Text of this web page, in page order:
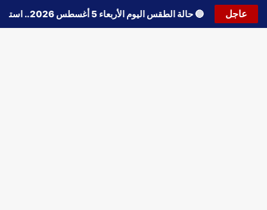
عاجل 🔵حالة الطقس اليوم الأربعاء 5 أغسطس 2026.. استمرار انخفاض الحرارة وتحذيرات من الشبورة واضطراب الملاحة